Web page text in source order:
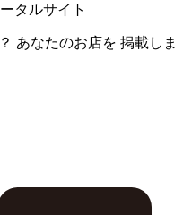
タルサイト
あなたのお店を 掲載しま